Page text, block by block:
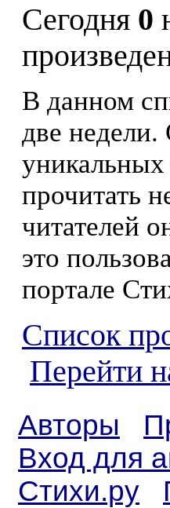
Сегодня 0
В данном
две недели.
уникальных
прочитать
читателей
это
портале
Список
Перейти
Авторы
Вход для
Стихи.ру